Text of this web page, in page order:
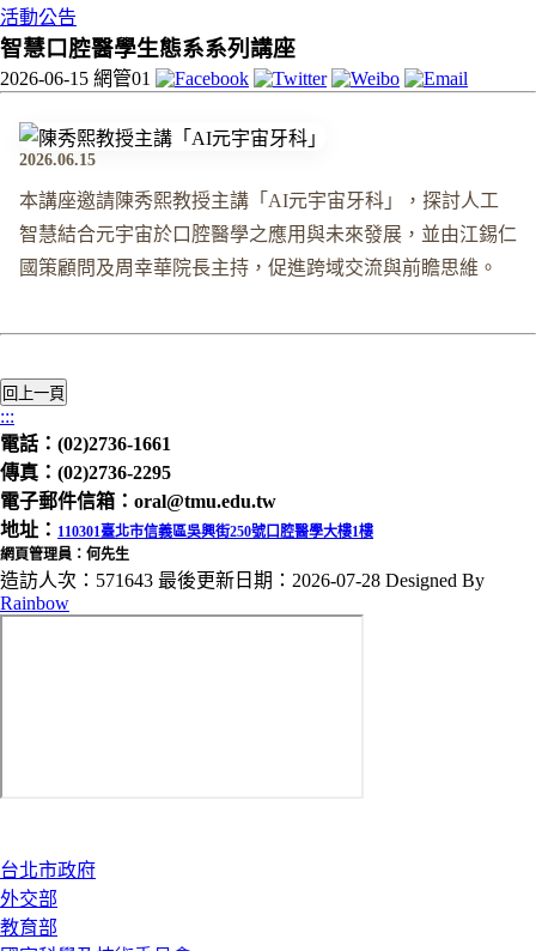
活動公告
智慧口腔醫學生態系系列講座
2026-06-15 網管01
2026.06.15
本講座邀請陳秀熙教授主講「AI元宇宙牙科」，探討人工
智慧結合元宇宙於口腔醫學之應用與未來發展，並由江錫仁
國策顧問及周幸華院長主持，促進跨域交流與前瞻思維。
:::
電話：(02)2736-1661
傳真：(02)2736-2295
電子郵件信箱：oral@tmu.edu.tw
地址： 110301臺北市信義區吳興街250號口腔醫學大樓1樓
網頁管理員：何先生
造訪人次：571643 最後更新日期：2026-07-28 Designed By
Rainbow
台北市政府
外交部
教育部